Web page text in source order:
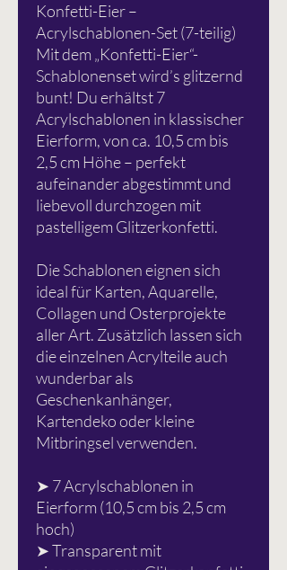
Konfetti-Eier –
Acrylschablonen-Set (7-teilig)
Mit dem „Konfetti-Eier“-
Schablonenset wird’s glitzernd
bunt! Du erhältst 7
Acrylschablonen in klassischer
Eierform, von ca. 10,5 cm bis
2,5 cm Höhe – perfekt
aufeinander abgestimmt und
liebevoll durchzogen mit
pastelligem Glitzerkonfetti.
Die Schablonen eignen sich
ideal für Karten, Aquarelle,
Collagen und Osterprojekte
aller Art. Zusätzlich lassen sich
die einzelnen Acrylteile auch
wunderbar als
Geschenkanhänger,
Kartendeko oder kleine
Mitbringsel verwenden.
➤ 7 Acrylschablonen in
Eierform (10,5 cm bis 2,5 cm
hoch)
➤ Transparent mit